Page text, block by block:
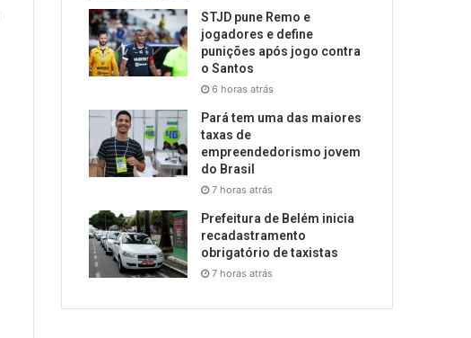
STJD pune Remo e
jogadores e define
punições após jogo contra
o Santos
6 horas atrás
Pará tem uma das maiores
taxas de
empreendedorismo jovem
do Brasil
7 horas atrás
Prefeitura de Belém inicia
recadastramento
obrigatório de taxistas
7 horas atrás